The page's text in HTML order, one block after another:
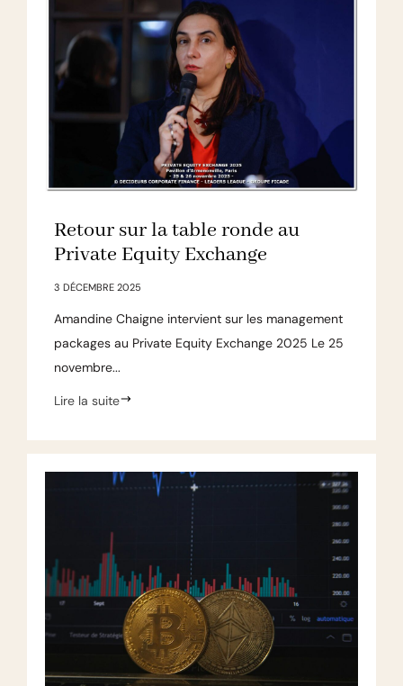
Retour sur la table ronde au
Private Equity Exchange
3 DÉCEMBRE 2025
Amandine Chaigne intervient sur les management
packages au Private Equity Exchange 2025 Le 25
novembre...
Lire la suite